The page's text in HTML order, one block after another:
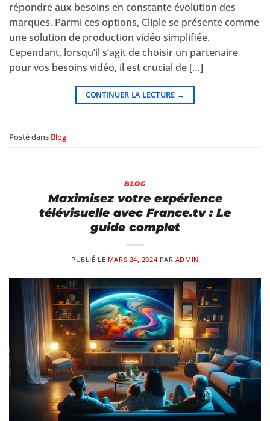
répondre aux besoins en constante évolution des
marques. Parmi ces options, Cliple se présente comme
une solution de production vidéo simplifiée.
Cependant, lorsqu’il s’agit de choisir un partenaire
pour vos besoins vidéo, il est crucial de […]
CONTINUER LA LECTURE →
Posté dans Blog
BLOG
Maximisez votre expérience
télévisuelle avec France.tv : Le
guide complet
PUBLIÉ LE MARS 24, 2024 PAR ADMIN